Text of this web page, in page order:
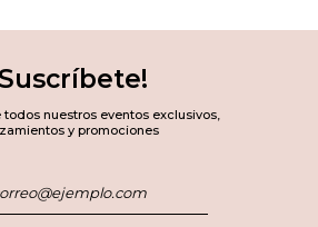
nuestros eventos exclusivos,
y promociones